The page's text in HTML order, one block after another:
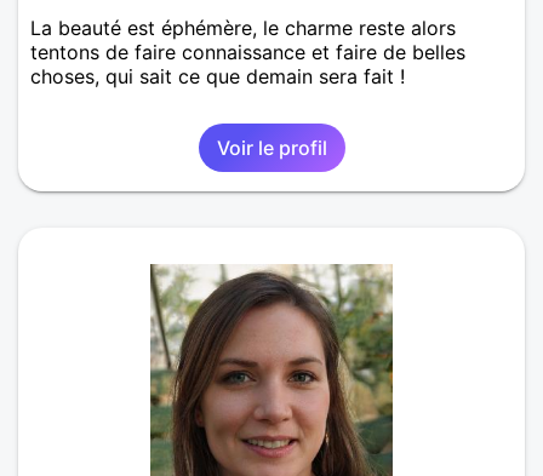
La beauté est éphémère, le charme reste alors
tentons de faire connaissance et faire de belles
choses, qui sait ce que demain sera fait !
Voir le profil